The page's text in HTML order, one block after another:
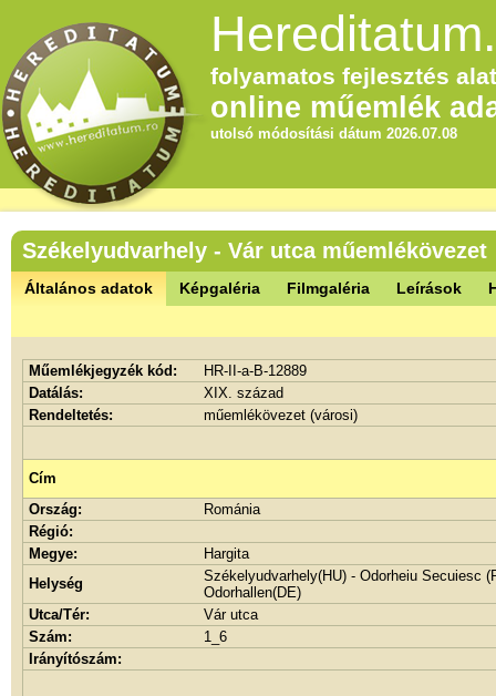
folyamatos fejlesztés
online műemlék
utolsó módosítási dátum 2026.07.08
Székelyudvarhely - Vár utca műemlékövezet
Általános adatok Képgaléria Filmgaléria Leírások
Műemlékjegyzék kód:
HR-II-a-B-12889
Datálás:
XIX. század
Rendeltetés:
műemlékövezet (városi)
Cím
Ország:
Románia
Régió:
Megye:
Hargita
Helység
Székelyudvarhely(HU) - Odorheiu Secuiesc
Odorhallen(DE)
Utca/Tér:
Vár utca
Szám:
1_6
Irányítószám: